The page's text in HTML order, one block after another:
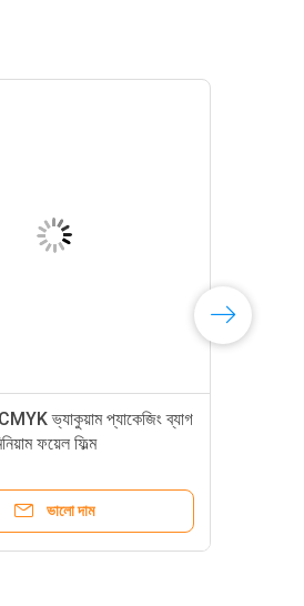
ভ্যাকুয়াম প্যাকেজিং ব্যাগ
ফয়েল ফিল্ম
ভালো দাম